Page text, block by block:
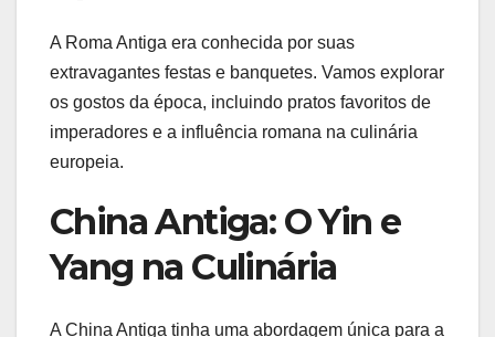
A Roma Antiga era conhecida por suas
extravagantes festas e banquetes. Vamos explorar
os gostos da época, incluindo pratos favoritos de
imperadores e a influência romana na culinária
europeia.
China Antiga: O Yin e
Yang na Culinária
A China Antiga tinha uma abordagem única para a